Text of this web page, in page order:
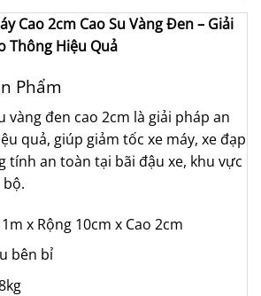
Cao 2cm Cao Su Vàng Đen – Giải
Thông Hiệu Quả
Phẩm
vàng đen cao 2cm là giải pháp an
quả, giúp giảm tốc xe máy, xe đạp
tính an toàn tại bãi đậu xe, khu vực
x Rộng 10cm x Cao 2cm
bên bỉ